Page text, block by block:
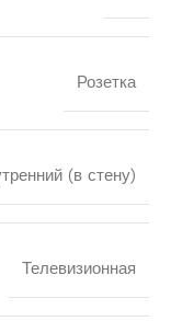
Розетка
(в стену)
Телевизионная